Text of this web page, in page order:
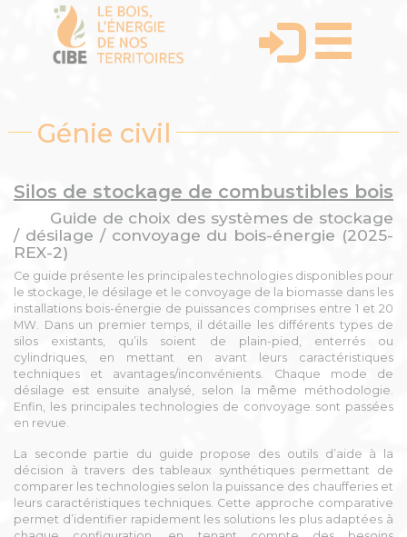
Génie civil
Silos de stockage de combustibles bois
Guide de choix des systèmes de stockage
/ désilage / convoyage du bois-énergie (2025-
REX-2)
Ce guide présente les principales technologies disponibles pour
le stockage, le désilage et le convoyage de la biomasse dans les
installations bois-énergie de puissances comprises entre 1 et 20
MW. Dans un premier temps, il détaille les différents types de
silos existants, qu’ils soient de plain-pied, enterrés ou
cylindriques, en mettant en avant leurs caractéristiques
techniques et avantages/inconvénients. Chaque mode de
désilage est ensuite analysé, selon la même méthodologie.
Enfin, les principales technologies de convoyage sont passées
en revue.
La seconde partie du guide propose des outils d’aide à la
décision à travers des tableaux synthétiques permettant de
comparer les technologies selon la puissance des chaufferies et
leurs caractéristiques techniques. Cette approche comparative
permet d’identifier rapidement les solutions les plus adaptées à